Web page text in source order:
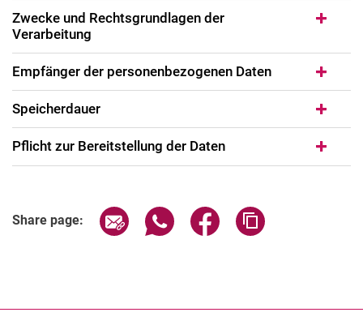
Zwecke und Rechtsgrundlagen der
Verarbeitung
Empfänger der personenbezogenen Daten
Speicherdauer
Pflicht zur Bereitstellung der Daten
Share page: Share page via email
Share page via WhatsApp
Share page via